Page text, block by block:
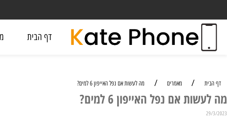
דף הבית מעבדה
/
אם נפל האייפון 6 למים?